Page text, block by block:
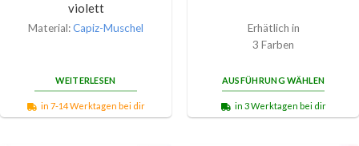
violett
Material:Capiz-Muschel
WEITERLESEN
in 7-14 Werktagen bei dir
Erhätlich in
3 Farben
AUSFÜHRUNG WÄHLEN
in 3 Werktagen bei dir